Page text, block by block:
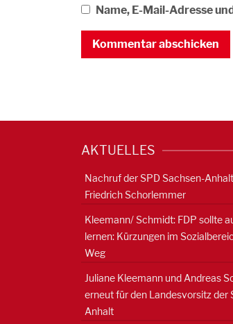
Name, E-Mail-Adresse
AKTUELLES
Nachruf der SPD Sachsen-
Friedrich Schorlemmer
Kleemann/ Schmidt: FDP sollte
lernen: Kürzungen im
Weg
Juliane Kleemann und Andreas
erneut für den Landesvorsitz der
Anhalt